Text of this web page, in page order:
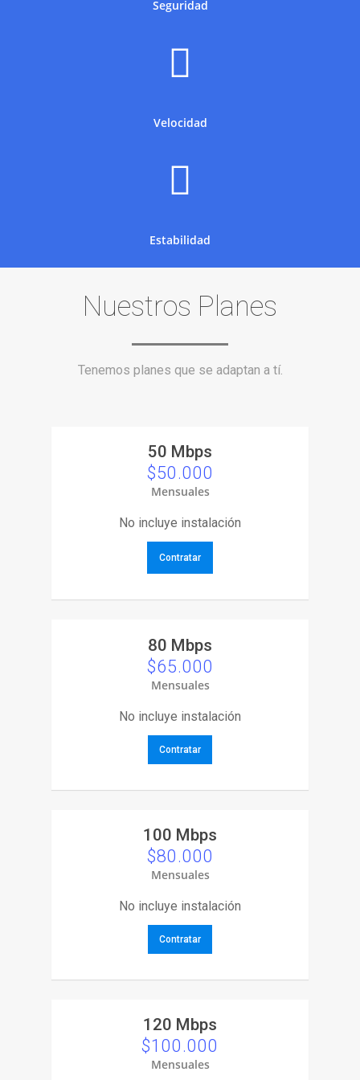
Seguridad
Velocidad
Estabilidad
Nuestros Planes
Tenemos planes que se adaptan a tí.
50 Mbps
$50.000
Mensuales
No incluye instalación
Contratar
80 Mbps
$65.000
Mensuales
No incluye instalación
Contratar
100 Mbps
$80.000
Mensuales
No incluye instalación
Contratar
120 Mbps
$100.000
Mensuales